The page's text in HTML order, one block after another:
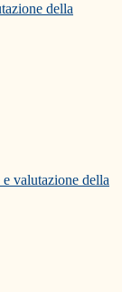
della
valutazione della